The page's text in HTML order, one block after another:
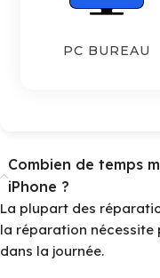
PC BUREAU
Combien de temps
iPhone ?
La plupart des
la réparation nécessite
dans la journée.